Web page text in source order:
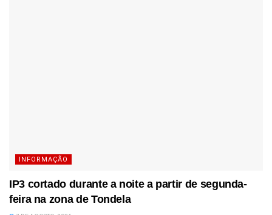
INFORMAÇÃO
IP3 cortado durante a noite a partir de segunda-
feira na zona de Tondela